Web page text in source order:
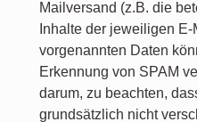
Mailversand (z.B. die
Inhalte der jeweiligen
vorgenannten Daten
Erkennung von SPAM
darum, zu beachten,
grundsätzlich nicht